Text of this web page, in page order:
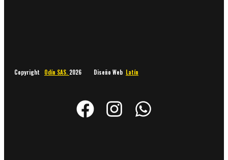
Copyright Odín SAS. 2026 Diseño Web Latín